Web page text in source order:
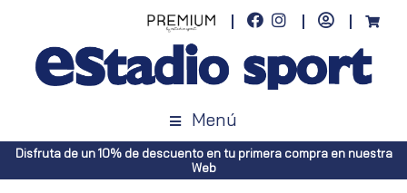
Menú
Envíos gratuitos a toda España (Canarias, pedidos
Península, pedidos superiores a 100€)